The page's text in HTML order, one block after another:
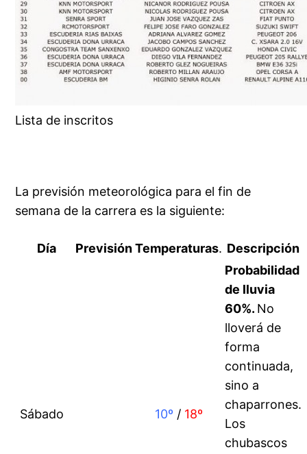
Lista de inscritos
La previsión meteorológica para el fin de
semana de la carrera es la siguiente:
Día Previsión Temperaturas. Descripción
Sábado 10º / 18º
Probabilidad
de lluvia
60%. No
lloverá de
forma
continuada,
sino a
chaparrones.
Los
chubascos